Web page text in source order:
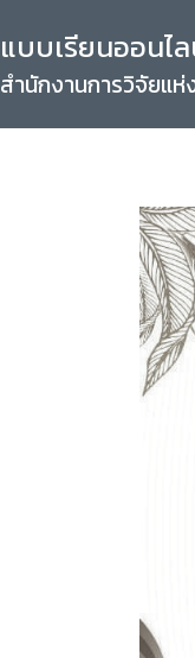
แบบเรียนออนไ
สำนักงานการวิจัยแห่